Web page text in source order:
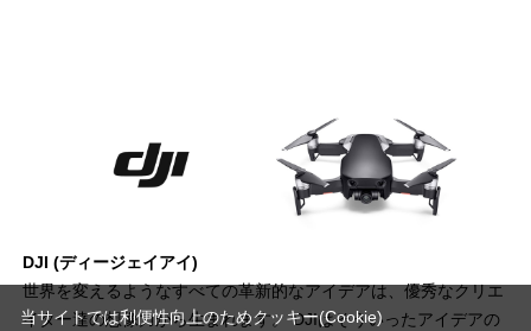
DJI (ディージェイアイ)
世界を変えるようなすべての革新的なアイデアは、優秀なクリエ
イター達の想像力から生まれます。 DJIはそういったアイデアの
当サイトでは利便性向上のためクッキー(Cookie)